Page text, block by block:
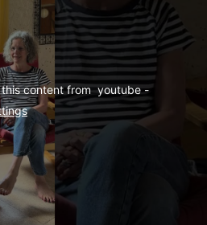
Your consent is required to display this content from  youtube -